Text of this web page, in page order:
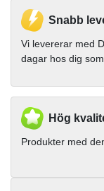
Snabb
Vi levererar med
dagar hos dig
Hög
Produkter med